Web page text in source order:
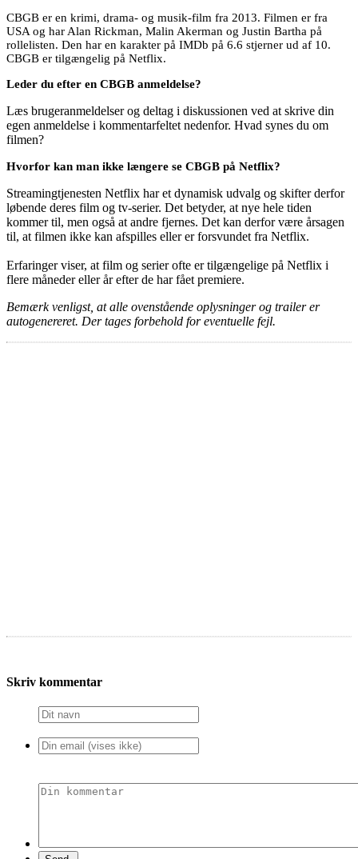
CBGB er en krimi, drama- og musik-film fra 2013. Filmen er fra
USA og har Alan Rickman, Malin Akerman og Justin Bartha på
rollelisten. Den har en karakter på IMDb på 6.6 stjerner ud af 10.
CBGB er tilgængelig på Netflix.
Leder du efter en CBGB anmeldelse?
Læs brugeranmeldelser og deltag i diskussionen ved at skrive din
egen anmeldelse i kommentarfeltet nedenfor. Hvad synes du om
filmen?
Hvorfor kan man ikke længere se CBGB på Netflix?
Streamingtjenesten Netflix har et dynamisk udvalg og skifter derfor
løbende deres film og tv-serier. Det betyder, at nye hele tiden
kommer til, men også at andre fjernes. Det kan derfor være årsagen
til, at filmen ikke kan afspilles eller er forsvundet fra Netflix.
Erfaringer viser, at film og serier ofte er tilgængelige på Netflix i
flere måneder eller år efter de har fået premiere.
Bemærk venligst, at alle ovenstående oplysninger og trailer er
autogenereret. Der tages forbehold for eventuelle fejl.
Skriv kommentar